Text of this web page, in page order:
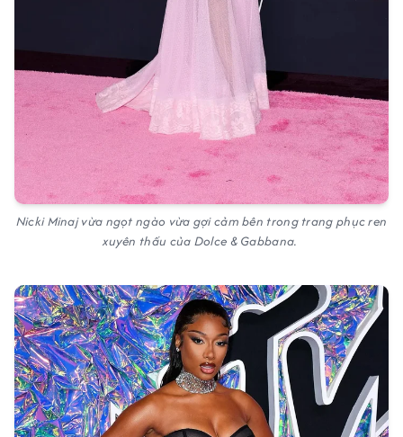
Nicki Minaj vừa ngọt ngào vừa gợi cảm bên trong trang phục ren
xuyên thấu của Dolce & Gabbana.